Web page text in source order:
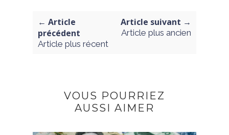
← Article
précédent
Article plus récent
Article suivant →
Article plus ancien
VOUS POURRIEZ
AUSSI AIMER